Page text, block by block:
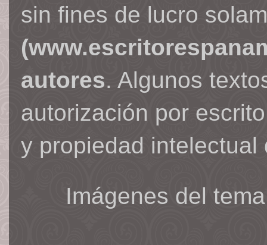
sin fines de lucro
autores. Algunos
autorización por
y propiedad intelectual
Imágenes del